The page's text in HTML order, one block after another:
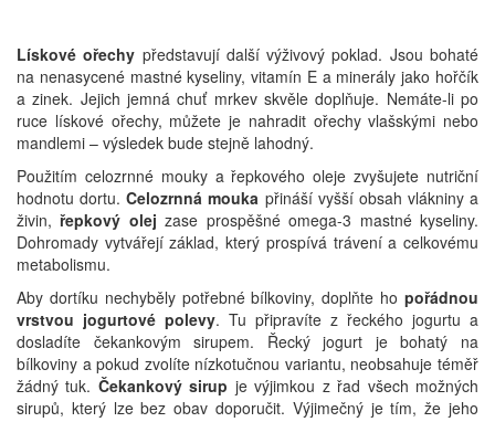
Lískové ořechy představují další výživový poklad. Jsou bohaté
na nenasycené mastné kyseliny, vitamín E a minerály jako hořčík
a zinek. Jejich jemná chuť mrkev skvěle doplňuje. Nemáte-li po
ruce lískové ořechy, můžete je nahradit ořechy vlašskými nebo
mandlemi – výsledek bude stejně lahodný.
Použitím celozrnné mouky a řepkového oleje zvyšujete nutriční
hodnotu dortu.Celozrnná mouka přináší vyšší obsah vlákniny a
živin,řepkový olej zase prospěšné omega-3 mastné kyseliny.
Dohromady vytvářejí základ, který prospívá trávení a celkovému
metabolismu.
Aby dortíku nechyběly potřebné bílkoviny, doplňte ho pořádnou
vrstvou jogurtové polevy. Tu připravíte z řeckého jogurtu a
dosladíte čekankovým sirupem. Řecký jogurt je bohatý na
bílkoviny a pokud zvolíte nízkotučnou variantu, neobsahuje téměř
žádný tuk. Čekankový sirup je výjimkou z řad všech možných
sirupů, který lze bez obav doporučit. Výjimečný je tím, že jeho